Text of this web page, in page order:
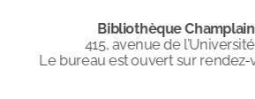
Bibliothèque Champlain
415, avenue de
Le bureau est ouvert sur